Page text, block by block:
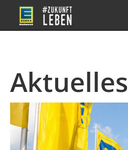
Aktuelles